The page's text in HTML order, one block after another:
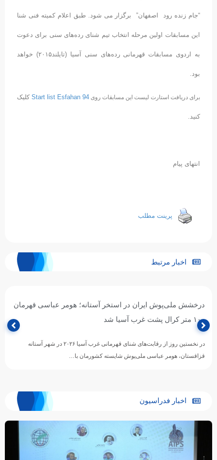
“جام زنده رود اصفهان” برگزار می شود. طبق اعلام کمیته فنی شنا
این مسابقات اولین مرحله انتخاب تیم شنای رده‌های سنی برای دعوت
به اردوی مسابقات قهرمانی رده‌های سنی آسیا (تایلند۲۰۱۵) خواهد
بود.
برای دریافت استارت لیست این مسابقات رویStart list Esfahan 94کلیک
کنید.
انتهای پیام
پرینت مطلب
اخبار مرتبط
درخشش ملی‌پوش ایران در استخر آستانه؛ هومر عباسی قهرمان
۱۰۰ متر کرال پشت غرب آسیا شد
در نخستین روز از رقابت‌های شنای قهرمانی غرب آسیا ۲۰۲۶ در شهر آستانه
قزاقستان، هومر عباسی ملی‌پوش شایسته کشورمان با…
اخبار فدراسیون